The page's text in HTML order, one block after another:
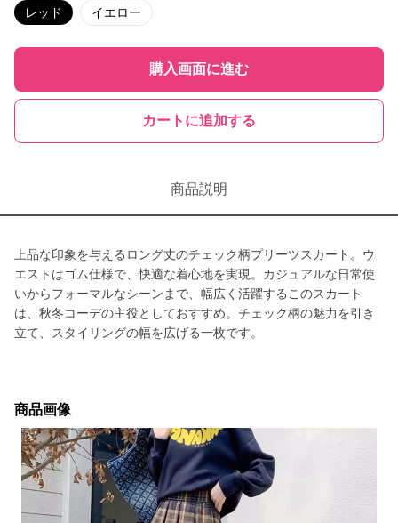
レッド イエロー
購入画面に進む
カートに追加する
商品説明
上品な印象を与えるロング丈のチェック柄プリーツスカート。ウ
エストはゴム仕様で、快適な着心地を実現。カジュアルな日常使
いからフォーマルなシーンまで、幅広く活躍するこのスカート
は、秋冬コーデの主役としておすすめ。チェック柄の魅力を引き
立て、スタイリングの幅を広げる一枚です。
商品画像